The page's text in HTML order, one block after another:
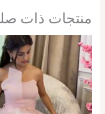
منتجات ذات